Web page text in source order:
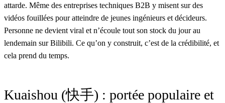
attarde. Même des entreprises techniques B2B y misent sur des
vidéos fouillées pour atteindre de jeunes ingénieurs et décideurs.
Personne ne devient viral et n’écoule tout son stock du jour au
lendemain sur Bilibili. Ce qu’on y construit, c’est de la crédibilité, et
cela prend du temps.
Kuaishou (快手) : portée populaire et